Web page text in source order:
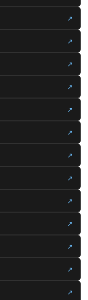
↗
↗
↗
↗
↗
↗
↗
↗
↗
↗
↗
↗
↗